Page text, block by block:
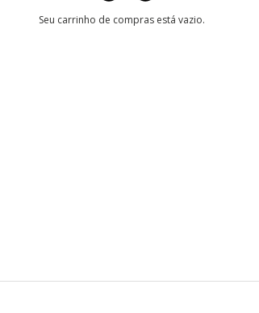
Seu carrinho de compras está vazio.